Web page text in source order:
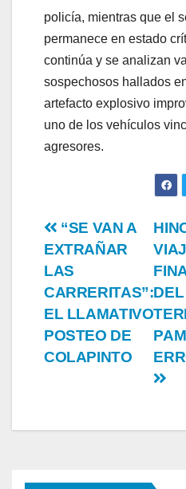
policía, mientras que el
permanece en estado
continúa y se analizan
sospechosos hallados
artefacto explosivo
uno de los vehículos
agresores.
Post
navigation
“SE VAN A
EXTRAÑAR
LAS
CARRERITAS”:
EL LLAMATIVO
POSTEO DE
COLAPINTO